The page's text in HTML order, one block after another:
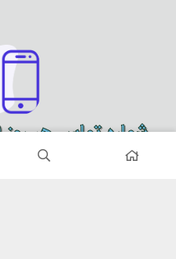
شماره تماس هر روز 9 صبح الی 21 شب